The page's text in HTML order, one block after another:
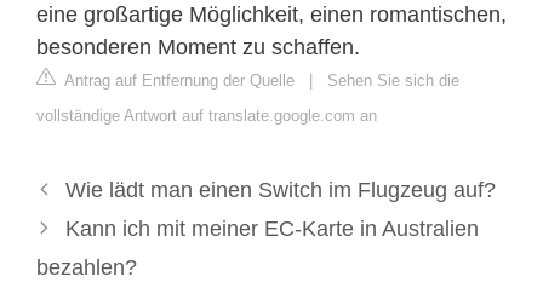
eine großartige Möglichkeit, einen romantischen,
besonderen Moment zu schaffen.
Antrag auf Entfernung der Quelle | Sehen Sie sich die
vollständige Antwort auf translate.google.com an
Wie lädt man einen Switch im Flugzeug auf?
Kann ich mit meiner EC-Karte in Australien
bezahlen?